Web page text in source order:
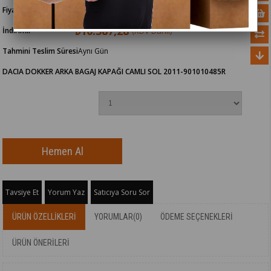
Fiyat
₺17.210,00 (KDV Dahil)
İndirimli ₺10.387,28 (KDV Dahil)
Tahmini Teslim SüresiAynı Gün
DACIA DOKKER ARKA BAGAJ KAPAĞI CAMLI SOL 2011-901010485R
Tavsiye Et Yorum Yaz Satıcıya Soru Sor
ÜRÜN ÖZELLIKLERI YORUMLAR(0) ÖDEME SEÇENEKLERI
ÜRÜN ÖNERILERI